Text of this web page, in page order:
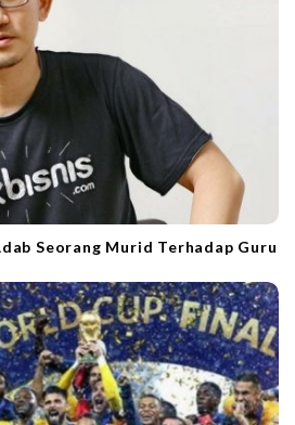
Seorang Murid Terhadap Guru